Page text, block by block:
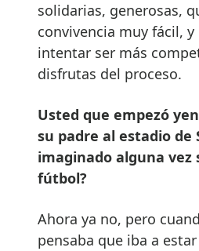
solidarias, generosas,
convivencia muy fácil, y
intentar ser más
disfrutas del proceso.
Usted que empezó
su padre al estadio de
imaginado alguna vez
fútbol?
Ahora ya no, pero
pensaba que iba a